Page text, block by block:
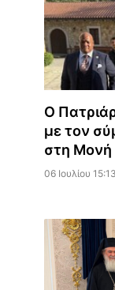
Ο
με τον
στη Μονή
06 Ιουλίου 15:13